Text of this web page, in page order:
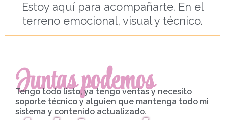
Estoy aquí para acompañarte. En el
terreno emocional, visual y técnico.
Juntas podemos
Tengo todo listo, ya tengo ventas y necesito
soporte técnico y alguien que mantenga todo mi
sistema y contenido actualizado.